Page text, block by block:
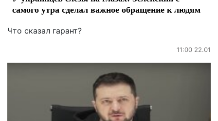
самого утра сделал важное обращение к людям
Что сказал гарант?
11:00 22.01